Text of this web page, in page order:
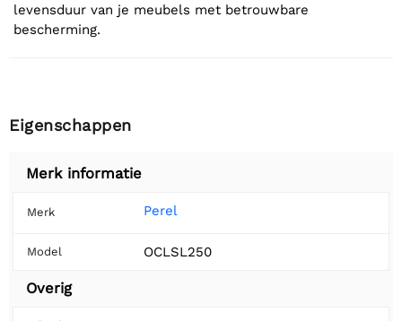
levensduur van je meubels met betrouwbare
bescherming.
Eigenschappen
Merk informatie
Merk Perel
Model OCLSL250
Overig